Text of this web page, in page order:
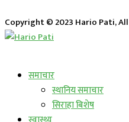
Copyright © 2023 Hario Pati,
समाचार
स्थानिय समाचार
सिराहा बिशेष